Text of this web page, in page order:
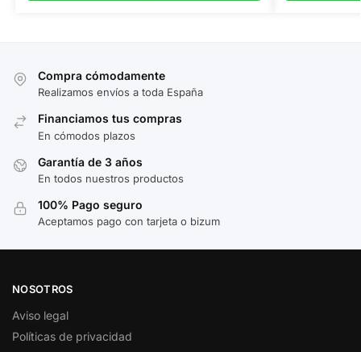
Compra cómodamente
Realizamos envíos a toda España
Financiamos tus compras
En cómodos plazos
Garantía de 3 años
En todos nuestros productos
100% Pago seguro
Aceptamos pago con tarjeta o bizum
NOSOTROS
Aviso legal
Políticas de privacidad